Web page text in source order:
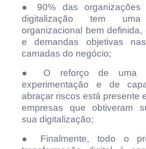
● 90% das organizações
digitalização tem uma
organizacional bem definida,
e demandas objetivas
camadas do negócio;
● O reforço de uma
experimentação e de
abraçar riscos está presente
empresas que obtiveram
sua digitalização;
● Finalmente, todo o